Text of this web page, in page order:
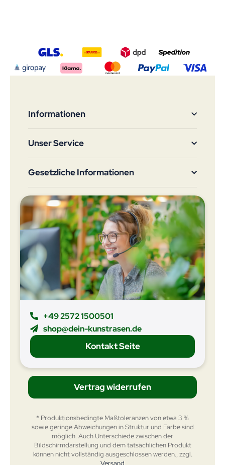
Informationen
Unser Service
Gesetzliche Informationen
+49 2572 1500501
shop@dein-kunstrasen.de
Kontakt Seite
Vertrag widerrufen
* Produktionsbedingte Maßtoleranzen von etwa 3 %
sowie geringe Abweichungen in Struktur und Farbe sind
möglich. Auch Unterschiede zwischen der
Bildschirmdarstellung und dem tatsächlichen Produkt
können nicht vollständig ausgeschlossen werden., zzgl.
Versand